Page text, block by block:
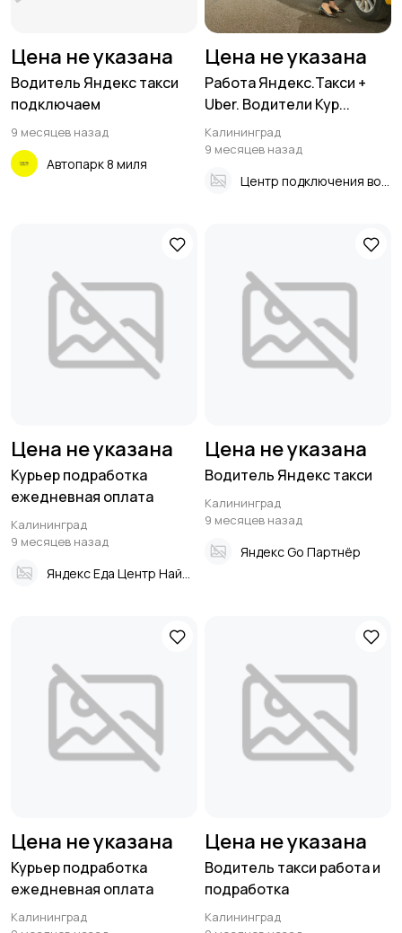
Цена не указана
Водитель Яндекс такси
подключаем
9 месяцев назад
Автопарк 8 миля
Цена не указана
Работа Яндекс.Такси +
Uber. Водители Кур...
Калининград
9 месяцев назад
Цена не указана
Курьер подработка
ежедневная оплата
Калининград
9 месяцев назад
Цена не указана
Водитель Яндекс такси
Калининград
9 месяцев назад
Яндекс Go Партнёр
Цена не указана
Курьер подработка
ежедневная оплата
Калининград
Цена не указана
Водитель такси работа и
подработка
Калининград